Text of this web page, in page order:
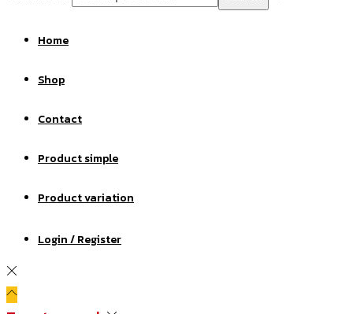
Home
Shop
Contact
Product simple
Product variation
Login / Register